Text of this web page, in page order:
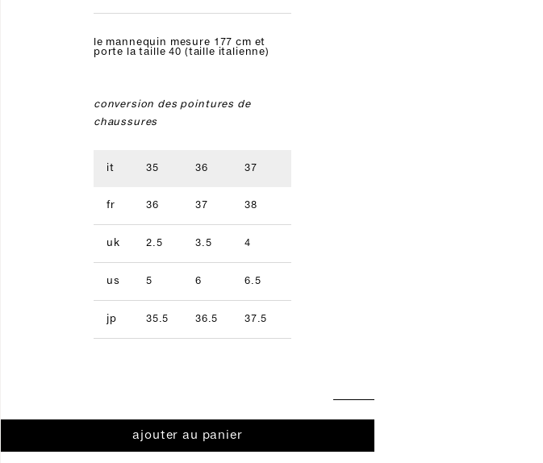
le mannequin mesure 177 cm et
porte la taille 40 (taille italienne)
conversion des pointures de
chaussures
it 35 36 37
fr 36 37 38
uk 2.5 3.5 4
us 5 6 6.5
jp 35.5 36.5 37.5
ajouter au panier